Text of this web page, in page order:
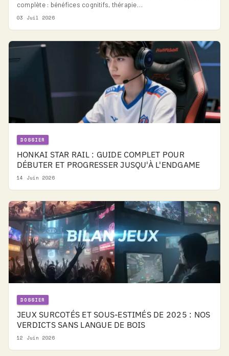
complète : bénéfices cognitifs, thérapie…
03 Juil 2026
DOSSIER
HONKAI STAR RAIL : GUIDE COMPLET POUR
DÉBUTER ET PROGRESSER JUSQU'À L'ENDGAME
14 Juin 2026
DOSSIER
JEUX SURCOTÉS ET SOUS-ESTIMÉS DE 2025 : NOS
VERDICTS SANS LANGUE DE BOIS
12 Juin 2026